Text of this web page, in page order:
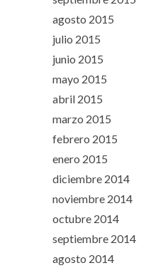
agosto 2015
julio 2015
junio 2015
mayo 2015
abril 2015
marzo 2015
febrero 2015
enero 2015
diciembre 2014
noviembre 2014
octubre 2014
septiembre 2014
agosto 2014